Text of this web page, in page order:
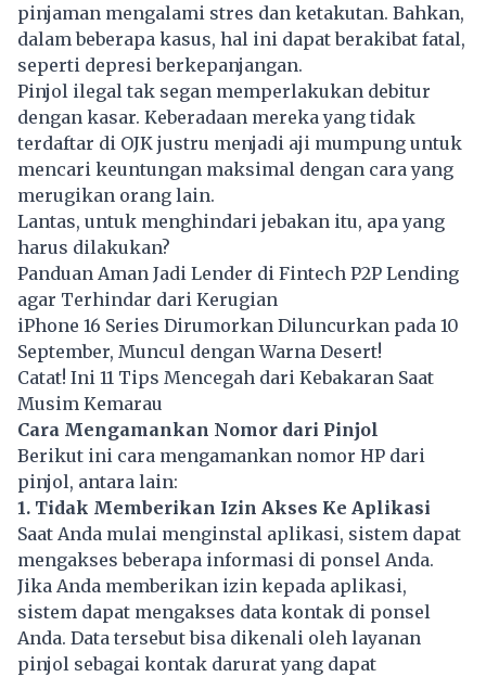
pinjaman mengalami stres dan ketakutan. Bahkan,
dalam beberapa kasus, hal ini dapat berakibat fatal,
seperti depresi berkepanjangan.
Pinjol ilegal tak segan memperlakukan debitur
dengan kasar. Keberadaan mereka yang tidak
terdaftar di OJK justru menjadi aji mumpung untuk
mencari keuntungan maksimal dengan cara yang
merugikan orang lain.
Lantas, untuk menghindari jebakan itu, apa yang
harus dilakukan?
Panduan Aman Jadi Lender di Fintech P2P Lending
agar Terhindar dari Kerugian
iPhone 16 Series Dirumorkan Diluncurkan pada 10
September, Muncul dengan Warna Desert!
Catat! Ini 11 Tips Mencegah dari Kebakaran Saat
Musim Kemarau
Cara Mengamankan Nomor dari Pinjol
Berikut ini cara mengamankan nomor HP dari
pinjol, antara lain:
1. Tidak Memberikan Izin Akses Ke Aplikasi
Saat Anda mulai menginstal aplikasi, sistem dapat
mengakses beberapa informasi di ponsel Anda.
Jika Anda memberikan izin kepada aplikasi,
sistem dapat mengakses data kontak di ponsel
Anda. Data tersebut bisa dikenali oleh layanan
pinjol sebagai kontak darurat yang dapat